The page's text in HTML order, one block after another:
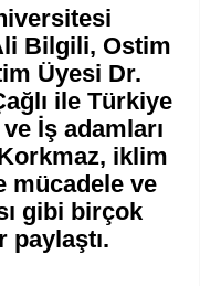
Bilgili, Ostim
Üyesi Dr.
ile Türkiye
İş adamları
iklim
mücadele ve
gibi birçok
paylaştı.